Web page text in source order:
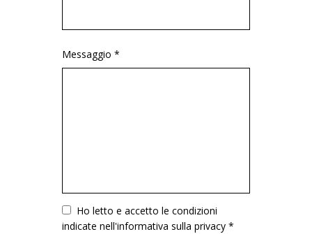
Messaggio *
VuotoHo letto e accetto le condizioni
indicate nell'informativa sulla privacy *